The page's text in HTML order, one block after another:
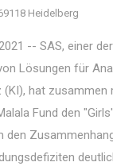
Heidelberg
-- SAS, einer
Lösungen für
(KI), hat zusammen
Fund den
den